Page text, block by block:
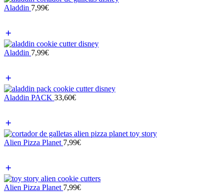
Aladdin 7,99€
Aladdin 7,99€
Aladdin PACK 33,60€
Alien Pizza Planet 7,99€
Alien Pizza Planet 7,99€